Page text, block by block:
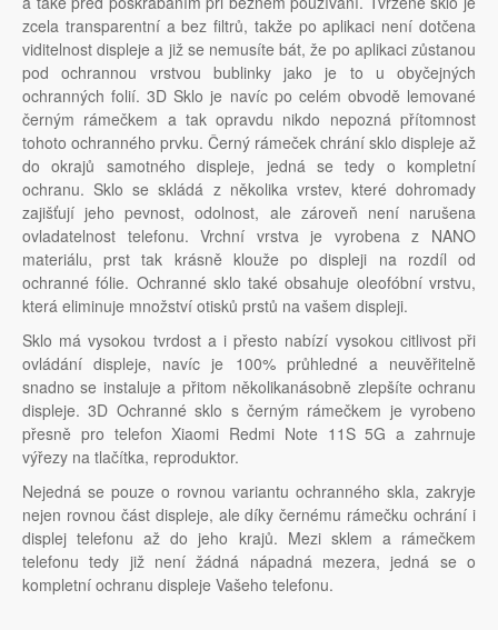
zcela transparentní a bez filtrů, takže po aplikaci není dotčena
viditelnost displeje a již se nemusíte bát, že po aplikaci zůstanou
pod ochrannou vrstvou bublinky jako je to u obyčejných
ochranných folií. 3D Sklo je navíc po celém obvodě lemované
černým rámečkem a tak opravdu nikdo nepozná přítomnost
tohoto ochranného prvku. Černý rámeček chrání sklo displeje až
do okrajů samotného displeje, jedná se tedy o kompletní
ochranu. Sklo se skládá z několika vrstev, které dohromady
zajišťují jeho pevnost, odolnost, ale zároveň není narušena
ovladatelnost telefonu. Vrchní vrstva je vyrobena z NANO
materiálu, prst tak krásně klouže po displeji na rozdíl od
ochranné fólie. Ochranné sklo také obsahuje oleofóbní vrstvu,
která eliminuje množství otisků prstů na vašem displeji.
Sklo má vysokou tvrdost a i přesto nabízí vysokou citlivost při
ovládání displeje, navíc je 100% průhledné a neuvěřitelně
snadno se instaluje a přitom několikanásobně zlepšíte ochranu
displeje. 3D Ochranné sklo s černým rámečkem je vyrobeno
přesně pro telefon Xiaomi Redmi Note 11S 5G a zahrnuje
výřezy na tlačítka, reproduktor.
Nejedná se pouze o rovnou variantu ochranného skla, zakryje
nejen rovnou část displeje, ale díky černému rámečku ochrání i
displej telefonu až do jeho krajů. Mezi sklem a rámečkem
telefonu tedy již není žádná nápadná mezera, jedná se o
kompletní ochranu displeje Vašeho telefonu.